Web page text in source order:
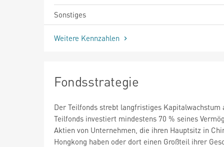
Sonstiges
Weitere Kennzahlen
Fondsstrategie
Der Teilfonds strebt langfristiges Kapitalwachstum
Teilfonds investiert mindestens 70 % seines
Aktien von Unternehmen, die ihren Hauptsitz in
Hongkong haben oder dort einen Großteil ihrer